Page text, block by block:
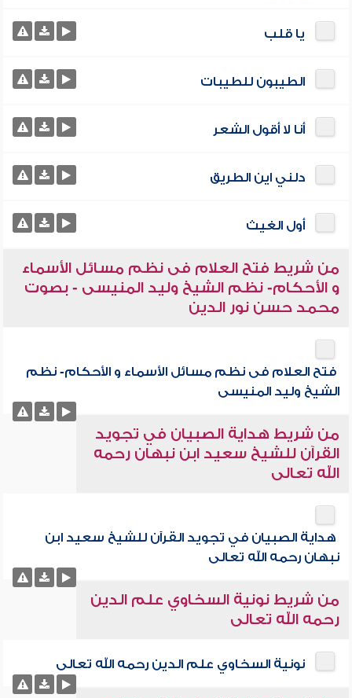
يا قلب
الطيبون للطيبات
أنا لا أقول الشعر
دلني اين الطريق
أول الغيث
من شريط فتح العلام فى نظم مسائل الأسماء
و الأحكام- نظم الشيخ وليد المنيسى - بصوت
محمد حسن نور الدين
فتح العلام فى نظم مسائل الأسماء و الأحكام- نظم
الشيخ وليد المنيسى
من شريط هداية الصبيان في تجويد
القرآن للشيخ سعيد ابن نبهان رحمه
الله تعالى
هداية الصبيان في تجويد القرآن للشيخ سعيد ابن
نبهان رحمه الله تعالى
من شريط نونية السخاوي علم الدين
رحمه الله تعالى
نونية السخاوي علم الدين رحمه الله تعالى